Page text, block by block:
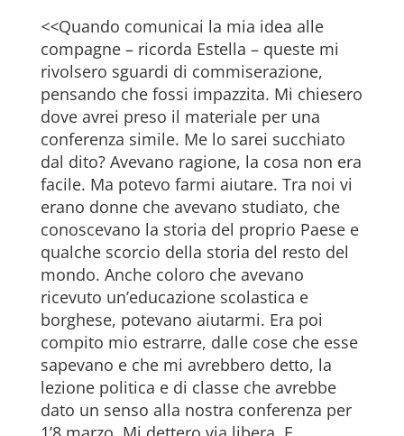
<<Quando comunicai la mia idea alle
compagne – ricorda Estella – queste mi
rivolsero sguardi di commiserazione,
pensando che fossi impazzita. Mi chiesero
dove avrei preso il materiale per una
conferenza simile. Me lo sarei succhiato
dal dito? Avevano ragione, la cosa non era
facile. Ma potevo farmi aiutare. Tra noi vi
erano donne che avevano studiato, che
conoscevano la storia del proprio Paese e
qualche scorcio della storia del resto del
mondo. Anche coloro che avevano
ricevuto un’educazione scolastica e
borghese, potevano aiutarmi. Era poi
compito mio estrarre, dalle cose che esse
sapevano e che mi avrebbero detto, la
lezione politica e di classe che avrebbe
dato un senso alla nostra conferenza per